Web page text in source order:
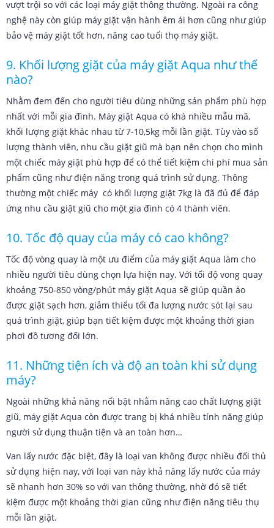
vượt trội so với các loại máy giặt thông thường. Ngoài ra công
nghệ này còn giúp máy giặt vận hành êm ái hơn cũng như giúp
bảo vệ máy giặt tốt hơn, nâng cao tuổi thọ máy giặt.
9. Khối lượng giặt của máy giặt Aqua như thế
nào?
Nhằm đem đến cho người tiêu dùng những sản phẩm phù hợp
nhất với mỗi gia đình. Máy giặt Aqua có khá nhiều mẫu mã,
khối lượng giặt khác nhau từ 7-10,5kg mỗi lần giặt. Tùy vào số
lượng thành viên, nhu cầu giặt giũ mà bạn nên chọn cho mình
một chiếc máy giặt phù hợp để có thể tiết kiệm chi phí mua sản
phẩm cũng như điện năng trong quá trình sử dụng. Thông
thường một chiếc máy có khối lượng giặt 7kg là đã đủ để đáp
ứng nhu cầu giặt giũ cho một gia đình có 4 thành viên.
10. Tốc độ quay của máy có cao không?
Tốc độ vòng quay là một ưu điểm của máy giặt Aqua làm cho
nhiều người tiêu dùng chọn lựa hiện nay. Với tối độ vong quay
khoảng 750-850 vòng/phút máy giặt Aqua sẽ giúp quần áo
được giặt sạch hơn, giảm thiểu tối đa lượng nước sót lại sau
quá trình giặt, giúp bạn tiết kiệm được một khoảng thời gian
phơi đồ tương đối lớn.
11. Những tiện ích và độ an toàn khi sử dụng
máy?
Ngoài những khả năng nổi bật nhằm nâng cao chất lượng giặt
giũ, máy giặt Aqua còn được trang bị khá nhiều tính năng giúp
người sử dụng thuận tiện và an toàn hơn…
Van lấy nước đặc biệt, đây là loại van không được nhiều đối thủ
sử dụng hiện nay, với loại van này khả năng lấy nước của máy
sẽ nhanh hơn 30% so với van thông thường, nhờ đó sẽ tiết
kiệm được một khoảng thời gian cũng như điện năng tiêu thụ
mỗi lần giặt.